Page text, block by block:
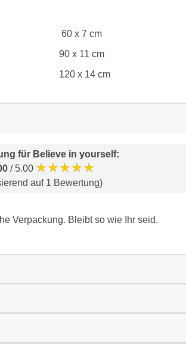
60 x 7 cm
90 x 11 cm
120 x 14 cm
für Believe in yourself:
/ 5.00 ★★★★★
auf 1 Bewertung)
Verpackung. Bleibt so wie Ihr seid.